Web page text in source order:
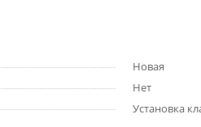
Новая
Нет
Установка